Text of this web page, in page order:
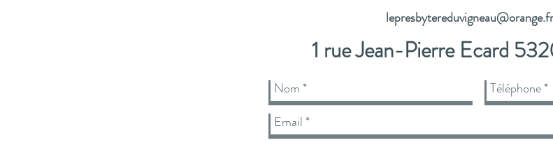
lepresbytereduvigneau@orange.fr
1 rue Jean-Pierre Ecard